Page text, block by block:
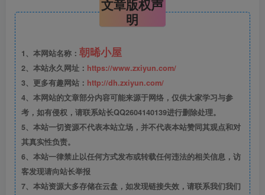
文章版权声
明
1、本网站名称： 朝晞小屋
2、本站永久网址： https://www.zxiyun.com/
3、更多有趣网站： http://dh.zxiyun.com/
4、本网站的文章部分内容可能来源于网络，仅供大家学习与参
考，如有侵权，请联系站长QQ2604140139进行删除处理。
5、本站一切资源不代表本站立场，并不代表本站赞同其观点和对
其真实性负责。
6、本站一律禁止以任何方式发布或转载任何违法的相关信息，访
客发现请向站长举报
7、本站资源大多存储在云盘，如发现链接失效，请联系我们我们